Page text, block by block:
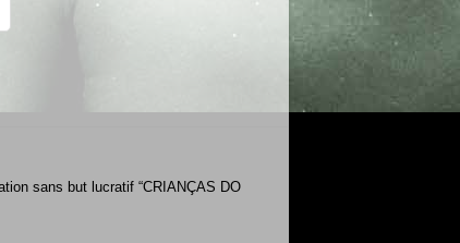
sans but lucratif “CRIANÇAS DO